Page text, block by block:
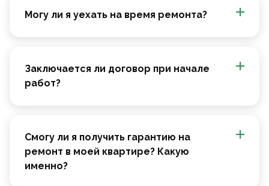
Могу ли я уехать на время ремонта?
Заключается ли договор при начале
работ?
Смогу ли я получить гарантию на
ремонт в моей квартире? Какую
именно?